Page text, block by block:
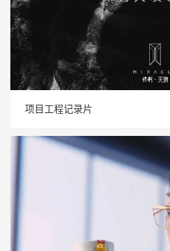
项目工程记录片
项目工程记录片